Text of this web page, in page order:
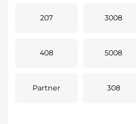
207 3008
408 5008
Partner 308